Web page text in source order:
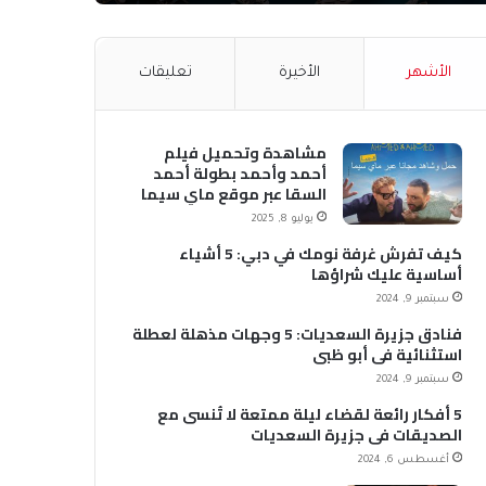
الأشهر الأخيرة تعليقات
مشاهدة وتحميل فيلم
أحمد وأحمد بطولة أحمد
السقا عبر موقع ماي سيما
MyCima (وي سيما WeCima)
يوليو 8, 2025
كيف تفرش غرفة نومك في دبي: 5 أشياء
أساسية عليك شراؤها
سبتمبر 9, 2024
فنادق جزيرة السعديات: 5 وجهات مذهلة لعطلة
استثنائية في أبو ظبي
سبتمبر 9, 2024
5 أفكار رائعة لقضاء ليلة ممتعة لا تُنسى مع
الصديقات في جزيرة السعديات
أغسطس 6, 2024